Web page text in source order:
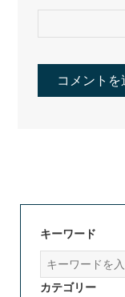
キーワード
カテゴリー